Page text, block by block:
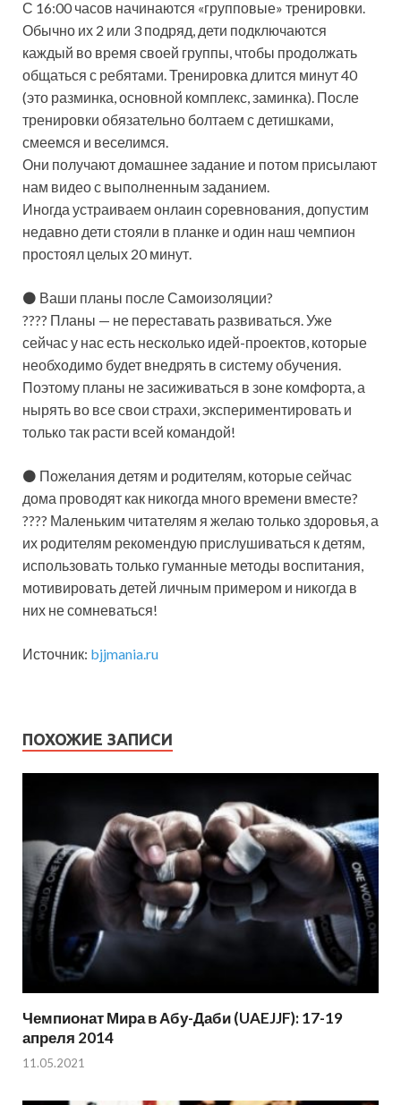
С 16:00 часов начинаются «групповые» тренировки.
Обычно их 2 или 3 подряд, дети подключаются
каждый во время своей группы, чтобы продолжать
общаться с ребятами. Тренировка длится минут 40
(это разминка, основной комплекс, заминка). После
тренировки обязательно болтаем с детишками,
смеемся и веселимся.
Они получают домашнее задание и потом присылают
нам видео с выполненным заданием.
Иногда устраиваем онлаин соревнования, допустим
недавно дети стояли в планке и один наш чемпион
простоял целых 20 минут.
⚫ Ваши планы после Самоизоляции?
???? Планы — не переставать развиваться. Уже
сейчас у нас есть несколько идей-проектов, которые
необходимо будет внедрять в систему обучения.
Поэтому планы не засиживаться в зоне комфорта, а
нырять во все свои страхи, экспериментировать и
только так расти всей командой!
⚫ Пожелания детям и родителям, которые сейчас
дома проводят как никогда много времени вместе?
???? Маленьким читателям я желаю только здоровья, а
их родителям рекомендую прислушиваться к детям,
использовать только гуманные методы воспитания,
мотивировать детей личным примером и никогда в
них не сомневаться!
Источник: bjjmania.ru
ПОХОЖИЕ ЗАПИСИ
Чемпионат Мира в Абу-Даби (UAEJJF): 17-19
апреля 2014
11.05.2021